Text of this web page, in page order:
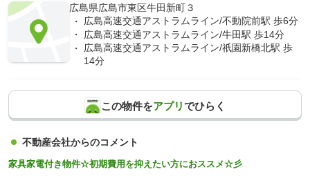
広島県広島市東区牛田新町３
広島高速交通アストラムライン/不動院前駅 歩6分
広島高速交通アストラムライン/牛田駅 歩14分
広島高速交通アストラムライン/祇園新橋北駅 歩
14分
この物件をアプリでひらく
不動産会社からのコメント
家具家電付き物件☆初期費用を抑えたい方におススメ☆彡